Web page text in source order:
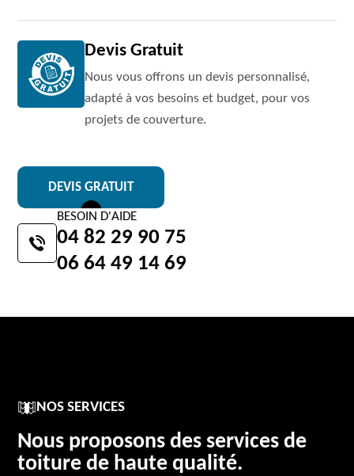
Devis Gratuit
Nous vous offrons un devis personnalisé,
adapté à vos besoins et budget, pour vos
projets de couverture.
DEVIS GRATUIT
BESOIN D'AIDE
04 82 29 90 75
06 64 49 14 69
NOS SERVICES
Nous proposons des services de
toiture de haute qualité.